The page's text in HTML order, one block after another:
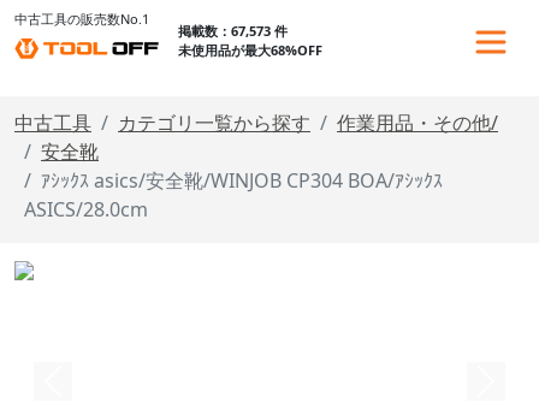
中古工具の販売数No.1
掲載数：67,573 件
未使用品が最大68%OFF
中古工具 カテゴリ一覧から探す
作業用品・その他/
安全靴
ｱｼｯｸｽ asics/安全靴/WINJOB CP304 BOA/ｱｼｯｸｽ
ASICS/28.0cm